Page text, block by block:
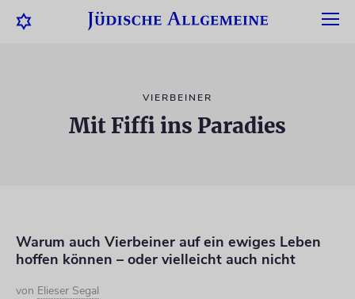
VIERBEINER
Mit Fiffi ins Paradies
Warum auch Vierbeiner auf ein ewiges Leben
hoffen können – oder vielleicht auch nicht
von Elieser Segal